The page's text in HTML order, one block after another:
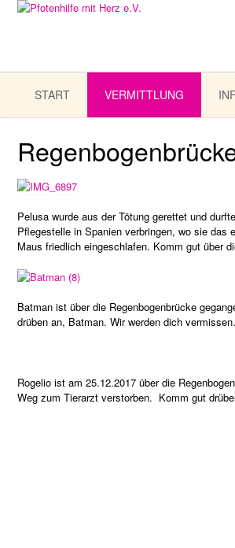
START VERMITTLUNG
Pelusa wurde aus der Tötung gerettet und
Pflegestelle in Spanien verbringen, wo sie
Maus friedlich eingeschlafen. Komm gut über
Batman ist über die Regenbogenbrücke
drüben an, Batman. Wir werden dich
Rogelio ist am 25.12.2017 über die
Weg zum Tierarzt verstorben. Komm gut